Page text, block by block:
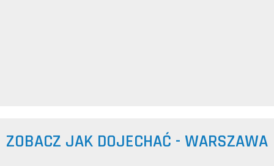
ZOBACZ JAK DOJECHAĆ - WARSZAWA